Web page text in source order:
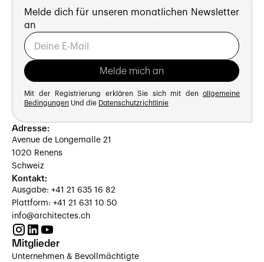
Melde dich für unseren monatlichen Newsletter
an
Mit der Registrierung erklären Sie sich mit den allgemeine
Bedingungen Und die Datenschutzrichtlinie
Adresse:
Avenue de Longemalle 21
1020 Renens
Schweiz
Kontakt:
Ausgabe: +41 21 635 16 82
Plattform: +41 21 631 10 50
info@architectes.ch
Mitglieder
Unternehmen & Bevollmächtigte